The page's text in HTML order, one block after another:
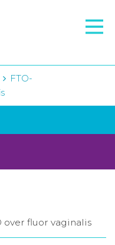
FTO-
over fluor vaginalis